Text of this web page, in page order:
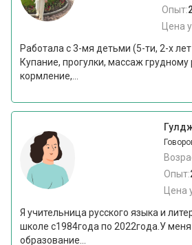
Опыт:
Цена
Работала с 3-мя детьми (5-ти, 2-х
Купание, прогулки, массаж грудному
кормление,...
Опыт:
Цена
Я учительница русского языка и
школе с1984года по 2022года.У
образование...